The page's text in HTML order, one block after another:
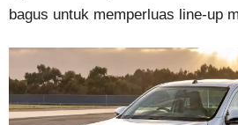
bagus untuk memperluas line-up